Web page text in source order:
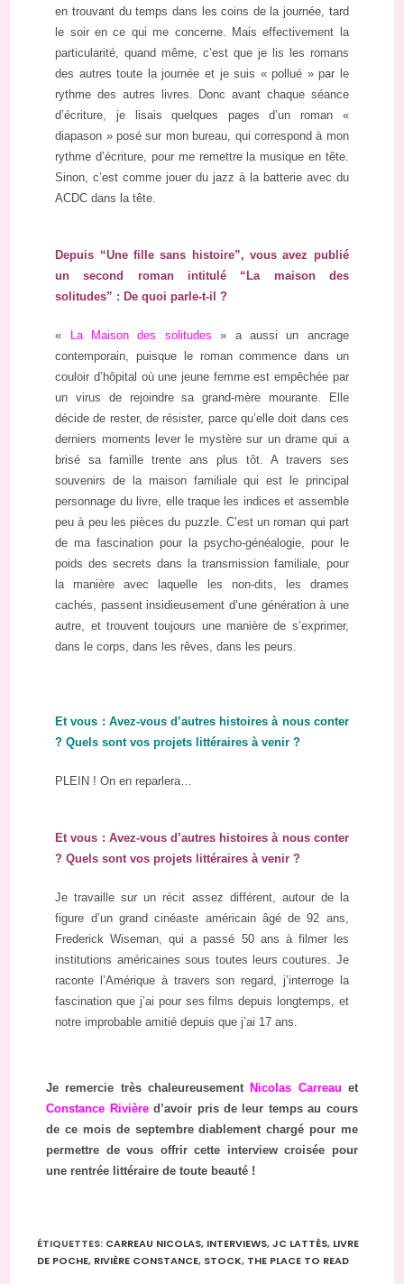
en trouvant du temps dans les coins de la journée, tard
le soir en ce qui me concerne. Mais effectivement la
particularité, quand même, c’est que je lis les romans
des autres toute la journée et je suis « pollué » par le
rythme des autres livres. Donc avant chaque séance
d’écriture, je lisais quelques pages d’un roman «
diapason » posé sur mon bureau, qui correspond à mon
rythme d’écriture, pour me remettre la musique en tête.
Sinon, c’est comme jouer du jazz à la batterie avec du
ACDC dans la tête.
Depuis “Une fille sans histoire”, vous avez publié
un second roman intitulé “La maison des
solitudes” : De quoi parle-t-il ?
« La Maison des solitudes » a aussi un ancrage
contemporain, puisque le roman commence dans un
couloir d’hôpital où une jeune femme est empêchée par
un virus de rejoindre sa grand-mère mourante. Elle
décide de rester, de résister, parce qu’elle doit dans ces
derniers moments lever le mystère sur un drame qui a
brisé sa famille trente ans plus tôt. A travers ses
souvenirs de la maison familiale qui est le principal
personnage du livre, elle traque les indices et assemble
peu à peu les pièces du puzzle. C’est un roman qui part
de ma fascination pour la psycho-généalogie, pour le
poids des secrets dans la transmission familiale, pour
la manière avec laquelle les non-dits, les drames
cachés, passent insidieusement d’une génération à une
autre, et trouvent toujours une manière de s’exprimer,
dans le corps, dans les rêves, dans les peurs.
Et vous : Avez-vous d’autres histoires à nous conter
? Quels sont vos projets littéraires à venir ?
PLEIN ! On en reparlera…
Et vous : Avez-vous d’autres histoires à nous conter
? Quels sont vos projets littéraires à venir ?
Je travaille sur un récit assez différent, autour de la
figure d’un grand cinéaste américain âgé de 92 ans,
Frederick Wiseman, qui a passé 50 ans à filmer les
institutions américaines sous toutes leurs coutures. Je
raconte l’Amérique à travers son regard, j’interroge la
fascination que j’ai pour ses films depuis longtemps, et
notre improbable amitié depuis que j’ai 17 ans.
Je remercie très chaleureusement Nicolas Carreau et
Constance Rivièred’avoir pris de leur temps au cours
de ce mois de septembre diablement chargé pour me
permettre de vous offrir cette interview croisée pour
une rentrée littéraire de toute beauté !
ÉTIQUETTES: CARREAU NICOLAS, INTERVIEWS, JC LATTÈS, LIVRE
DE POCHE, RIVIÈRE CONSTANCE, STOCK, THE PLACE TO READ